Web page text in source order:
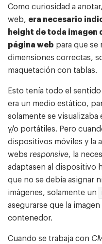
Blog de
Cómics
Diario
Contacto
Como curiosidad a
web, era necesario
height de toda imagen
página web para que se
dimensiones correctas,
maquetación con tablas.
Esto tenía todo el
era un medio estático,
solamente se
y/o portátiles. Pero
dispositivos móviles y la
webs responsive, la
adaptasen al dispositivo
que no se debía asignar ni
imágenes, solamente un
asegurarse que la
contenedor.
Cuando se trabaja con